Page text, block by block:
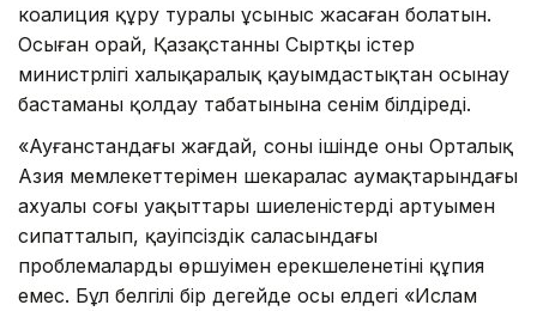
коалиция құру туралы ұсыныс жасаған болатын.
Осыған орай, Қазақстанның Сыртқы істер
министрлігі халықаралық қауымдастықтан осынау
бастаманың қолдау табатынына сенім білдіреді.
«Ауғанстандағы жағдай, соның ішінде оның Орталық
Азия мемлекеттерімен шекаралас аумақтарындағы
ахуалы соңғы уақыттары шиеленістердің артуымен
сипатталып, қауіпсіздік саласындағы
проблемалардың өршуімен ерекшеленетіні құпия
емес. Бұл белгілі бір деңгейде осы елдегі «Ислам